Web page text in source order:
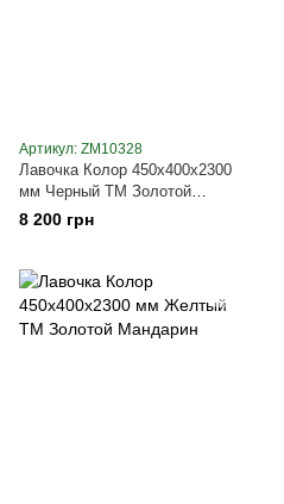
Артикул: ZM10328
Лавочка Колор 450х400х2300
мм Черный ТМ Золотой
Мандарин
8 200 грн